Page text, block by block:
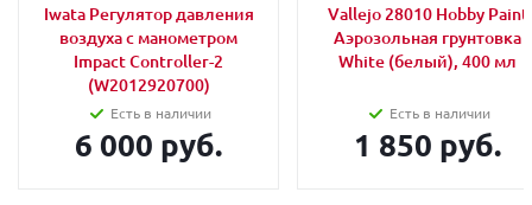
Iwata Регулятор давления
воздуха с манометром
Impact Controller-2
(W2012920700)
Есть в наличии
6 000 руб.
Vallejo 28010 Hobby Paint
Аэрозольная грунтовка
White (белый), 400 мл
Есть в наличии
1 850 руб.